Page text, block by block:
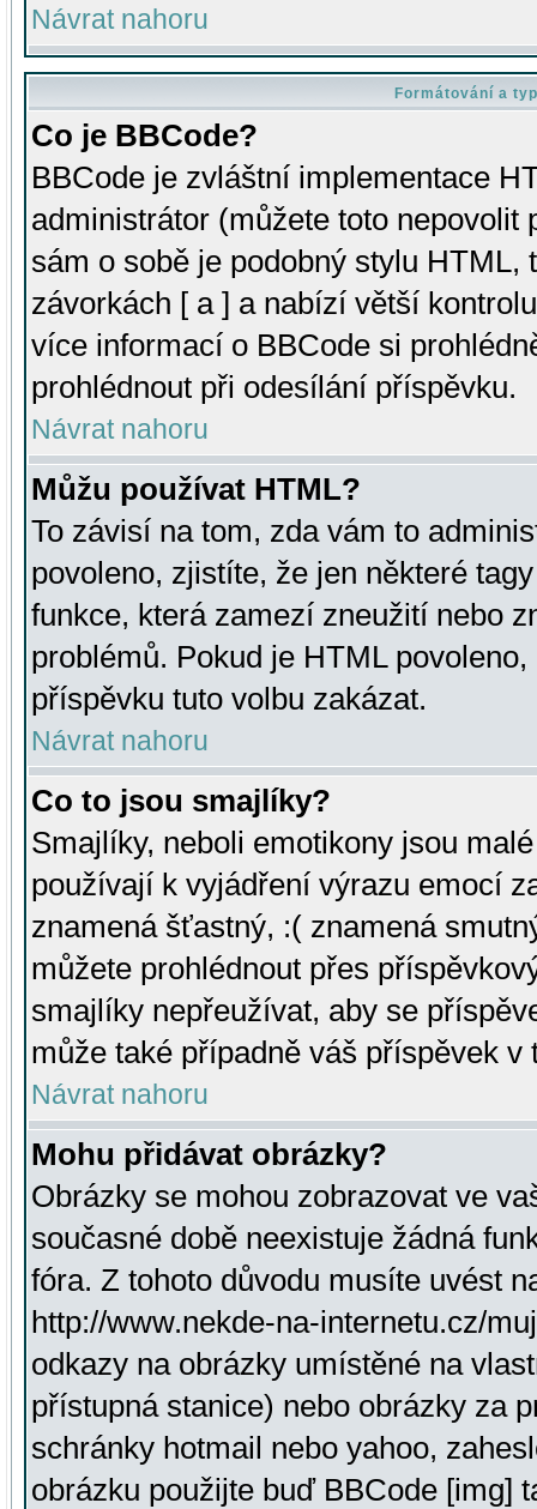
Návrat nahoru
Formátování a
Co je BBCode?
BBCode je zvláštní implementace
administrátor (můžete toto
sám o sobě je podobný stylu HTML,
závorkách [ a ] a nabízí větší
více informací o BBCode si
prohlédnout při odesílání příspěvku.
Návrat nahoru
Můžu používat HTML?
To závisí na tom, zda vám to
povoleno, zjistíte, že jen některé
funkce, která zamezí zneužití nebo
problémů. Pokud je HTML
příspěvku tuto volbu zakázat.
Návrat nahoru
Co to jsou smajlíky?
Smajlíky, neboli emotikony jsou
používají k vyjádření výrazu emocí
znamená šťastný, :( znamená
můžete prohlédnout přes
smajlíky nepřeužívat, aby se
může také případně váš příspěvek v
Návrat nahoru
Mohu přidávat obrázky?
Obrázky se mohou zobrazovat ve
současné době neexistuje žádná
fóra. Z tohoto důvodu musíte uvést
http://www.nekde-na-internetu.cz/
odkazy na obrázky umístěné na
přístupná stanice) nebo obrázky za
schránky hotmail nebo yahoo,
obrázku použijte buď BBCode [img]